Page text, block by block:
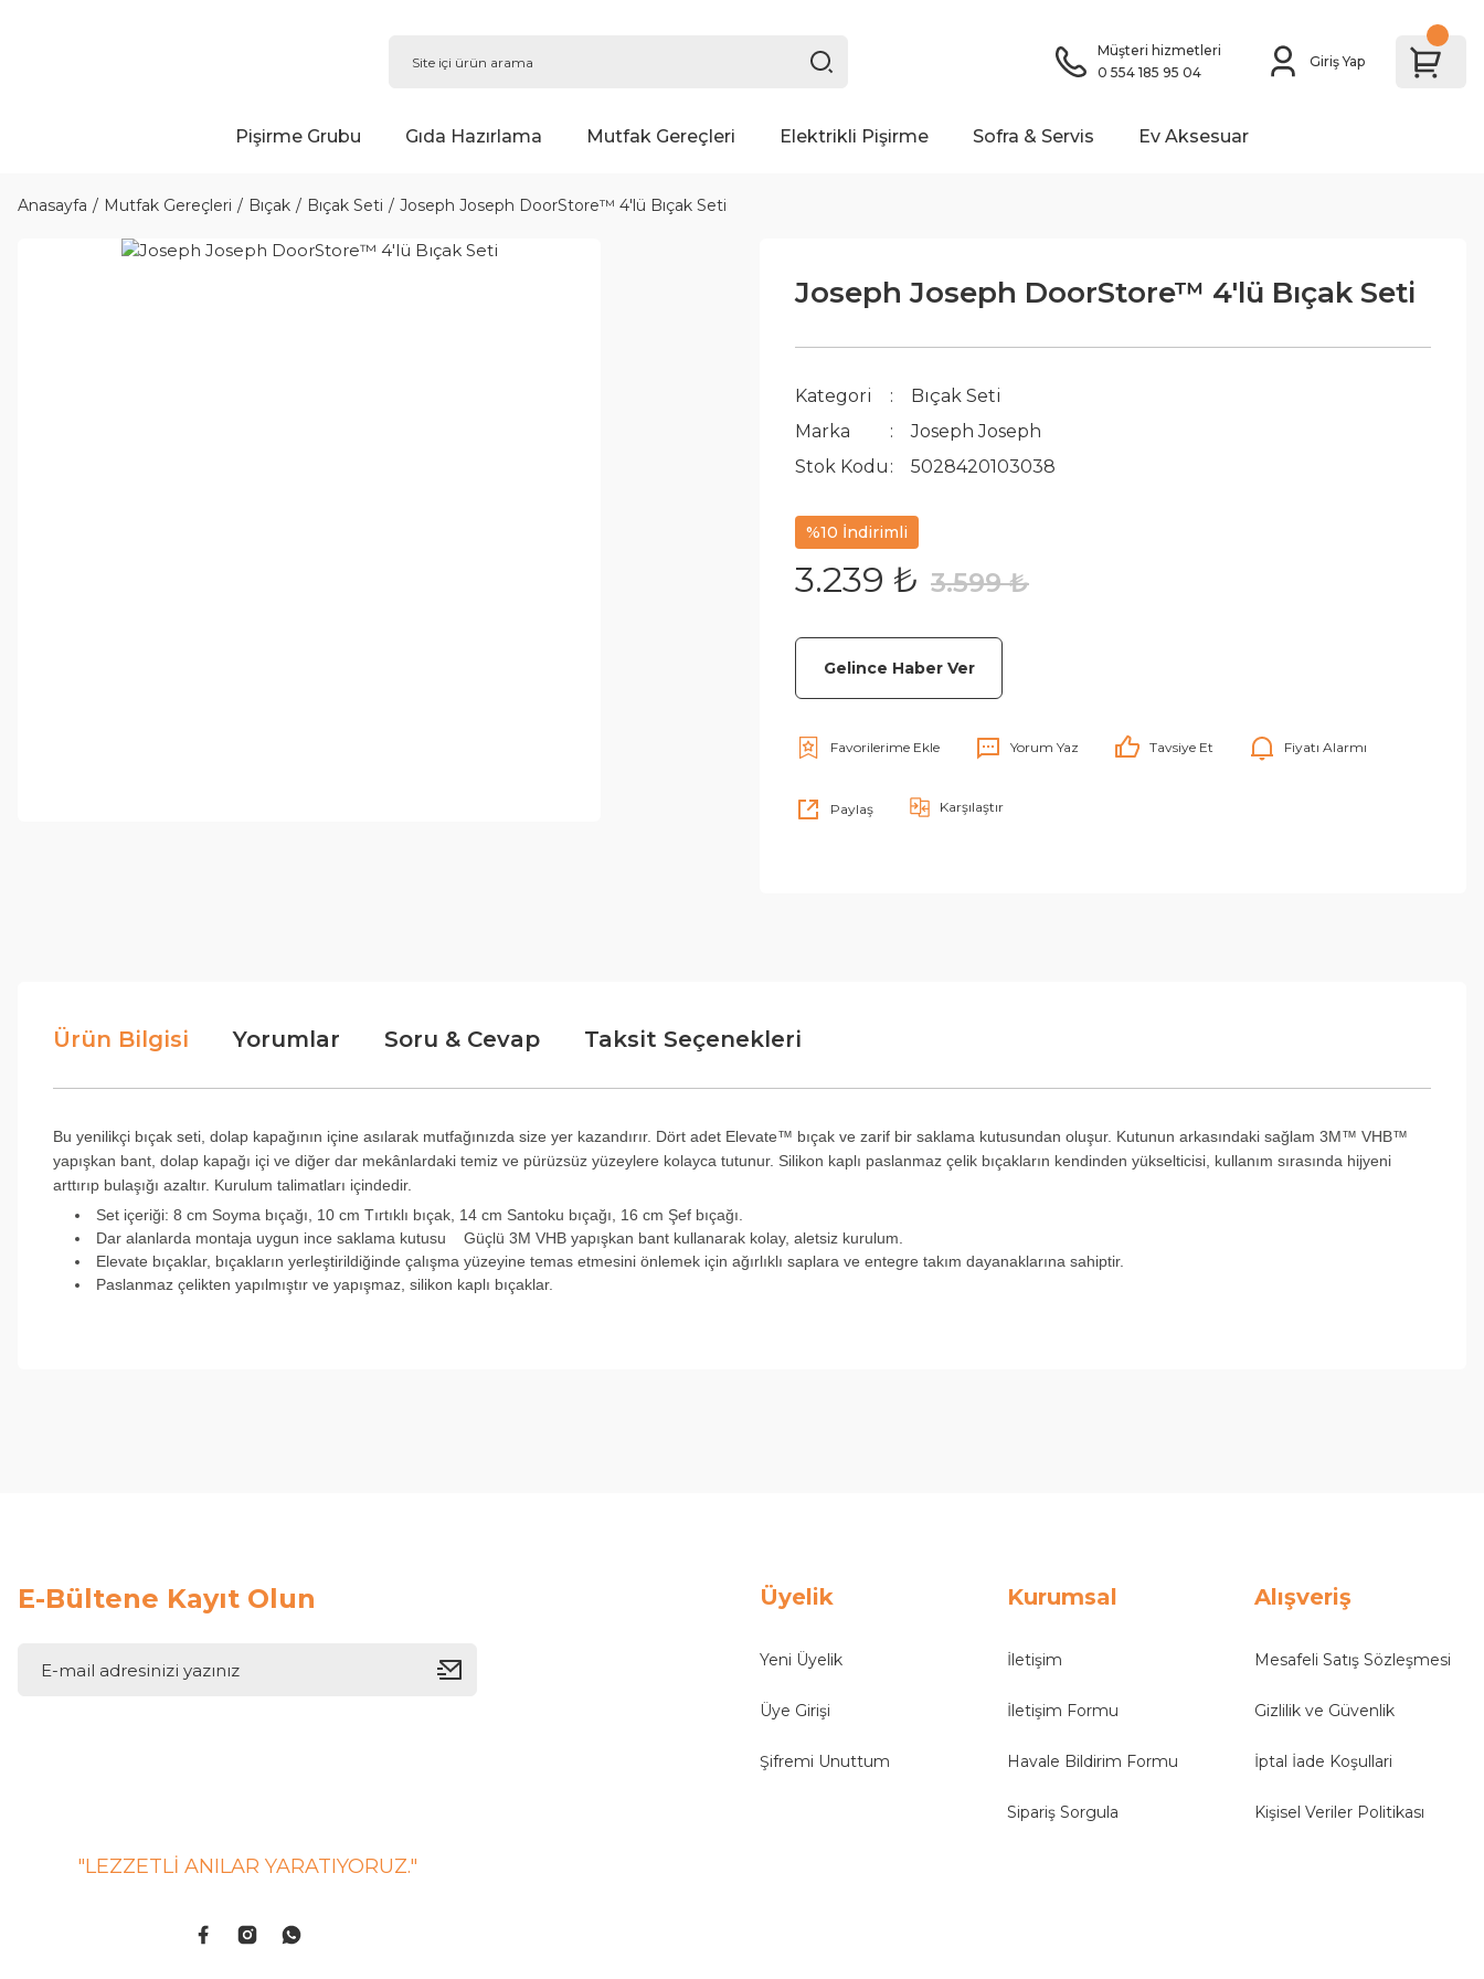
Müşteri hizmetleri
0 554 185 95 04
Giriş Yap
Pişirme Grubu Gıda Hazırlama Mutfak Gereçleri Elektrikli Pişirme Sofra & Servis Ev Aksesuar
Anasayfa Mutfak Gereçleri Bıçak Bıçak Seti Joseph Joseph DoorStore™ 4'lü Bıçak Seti
Joseph Joseph DoorStore™ 4'lü Bıçak Seti
Kategori
Bıçak Seti
Marka
Joseph Joseph
Stok Kodu
5028420103038
%10 İndirimli
3.239 ₺ 3.599 ₺
Gelince Haber Ver
Yorum Yaz Tavsiye Et Fiyatı Alarmı
Paylaş Karşılaştır
Ürün Bilgisi Yorumlar Soru & Cevap Taksit Seçenekleri
Bu yenilikçi bıçak seti, dolap kapağının içine asılarak mutfağınızda size yer kazandırır. Dört adet Elevate™ bıçak ve zarif bir saklama kutusundan oluşur. Kutunun arkasındaki sağlam 3M™ VHB™
yapışkan bant, dolap kapağı içi ve diğer dar mekânlardaki temiz ve pürüzsüz yüzeylere kolayca tutunur. Silikon kaplı paslanmaz çelik bıçakların kendinden yükselticisi, kullanım sırasında hijyeni
arttırıp bulaşığı azaltır. Kurulum talimatları içindedir.
Set içeriği: 8 cm Soyma bıçağı, 10 cm Tırtıklı bıçak, 14 cm Santoku bıçağı, 16 cm Şef bıçağı.
Dar alanlarda montaja uygun ince saklama kutusu Güçlü 3M VHB yapışkan bant kullanarak kolay, aletsiz kurulum.
Elevate bıçaklar, bıçakların yerleştirildiğinde çalışma yüzeyine temas etmesini önlemek için ağırlıklı saplara ve entegre takım dayanaklarına sahiptir.
Paslanmaz çelikten yapılmıştır ve yapışmaz, silikon kaplı bıçaklar.
E-Bültene Kayıt Olun
"LEZZETLİ ANILAR YARATIYORUZ."
Üyelik
Yeni Üyelik
Üye Girişi
Şifremi Unuttum
Kurumsal
İletişim
İletişim Formu
Havale Bildirim Formu
Sipariş Sorgula
Alışveriş
Mesafeli Satış Sözleşmesi
Gizlilik ve Güvenlik
İptal İade Koşullari
Kişisel Veriler Politikası